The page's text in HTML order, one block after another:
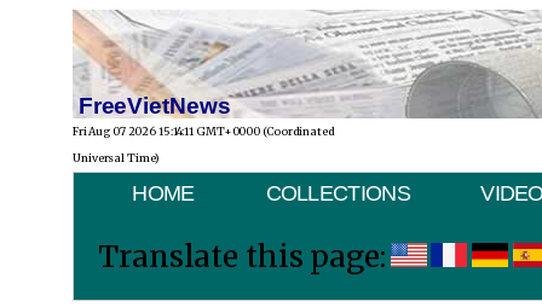
FreeVietNews
Fri Aug 07 2026 15:14:11 GMT+0000 (Coordinated
Universal Time)
HOME COLLECTIONS
Translate this page: